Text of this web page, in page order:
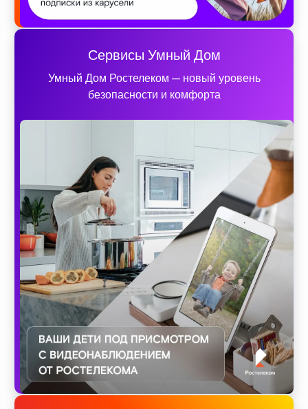
Сервисы Умный Дом
Умный Дом Ростелеком — новый уровень
безопасности и комфорта